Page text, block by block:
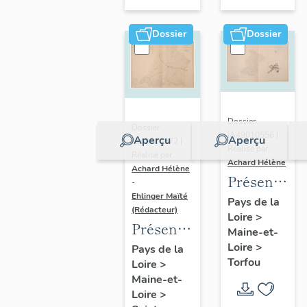
sur-
Moine
Dossier
Aperçu
IA49010572 |
Achard Hélène
-
Ehlinger Maïté
(Rédacteur)
Présentation
du
patrimoine
industriel
Pays de la
Loire >
Maine-et-
Loire >
Dossier
Aperçu
Dossier
IA49010556 |
Réalisé par
Achard Hélène
du
patrimoine
industriel
de la
commune
de
Pays de la
Loire >
Maine-et-
Loire >
Torfou